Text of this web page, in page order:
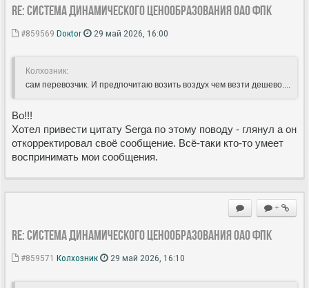
Re: Система динамического ценообразования ОАО ФПК
#859569 Doкtor 29 май 2026, 16:00
Колхозник:
сам перевозчик. И предпочитаю возить воздух чем везти дешево....
Во!!!
Хотел привести цитату Sergа по этому поводу - глянул а он
откорректировал своё сообщение. Всё-таки кто-то умеет
воспринимать мои сообщения.
+
Re: Система динамического ценообразования ОАО ФПК
#859571 Колхозник 29 май 2026, 16:10